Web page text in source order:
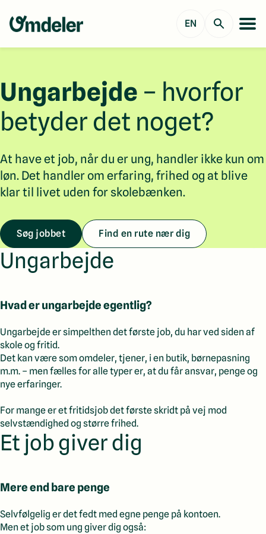
EN
Ungarbejde – hvorfor
betyder det noget?
At have et job, når du er ung, handler ikke kun om
løn. Det handler om erfaring, frihed og at blive
klar til livet uden for skolebænken.
Søg jobbet Find en rute nær dig
Ungarbejde
Hvad er ungarbejde egentlig?
Ungarbejde er simpelthen det første job, du har ved siden af
skole og fritid.
Det kan være som omdeler, tjener, i en butik, børnepasning
m.m. – men fælles for alle typer er, at du får ansvar, penge og
nye erfaringer.
For mange er et fritidsjob det første skridt på vej mod
selvstændighed og større frihed.
Et job giver dig
Mere end bare penge
Selvfølgelig er det fedt med egne penge på kontoen.
Men et job som ung giver dig også: